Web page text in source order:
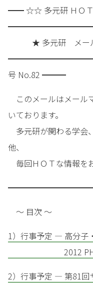
━━ ☆☆ 多元研 ＨＯ
★ 多元研 メー
号 No.82 ━━━
このメールはメール
いております。
多元研が関わる学会
他、
毎回ＨＯＴな情報を
～ 目次 ～
1）行事予定 — 高分子
2012 PHyM
2）行事予定 — 第81回